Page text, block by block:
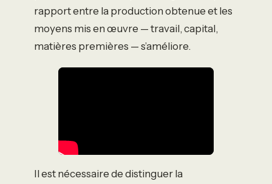
rapport entre la production obtenue et les
moyens mis en œuvre — travail, capital,
matières premières — s’améliore.
Il est nécessaire de distinguer la